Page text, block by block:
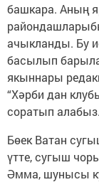
башкара. Аның
ачыкланды. Бу
басылып
якыннары
“Хәрби дан
соратып алабыз.
Бөек Ватан
үтте, сугыш
Әмма, шунысы